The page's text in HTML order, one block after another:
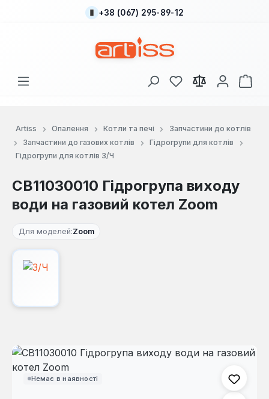
Перейти до основного вмісту
+38 (067) 295-89-12
У вас є 0 у списку
Artiss Опалення Котли та печі
Запчастини до котлів
Запчастини до газових котлів
Гідрогрупи для котлів
Гідрогрупи для котлів З/Ч
CB11030010 Гідрогрупа виходу
води на газовий котел Zoom
Для моделей:Zoom
Немає в наявності
Пропустити галерею зображень